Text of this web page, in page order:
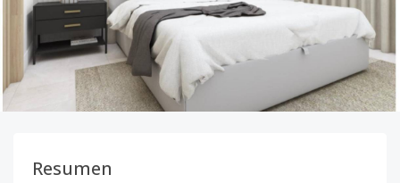
Resumen